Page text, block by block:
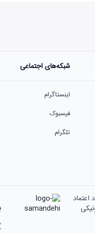
شبکه‌های اجتماعی
اینستاگرام
فیسبوک
تلگرام